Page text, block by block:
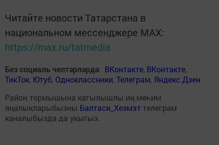
Читайте новости Татарстана в
национальном мессенджере MАХ:
https://max.ru/tatmedia
Без социаль челтәрләрдә: ВКонтакте, ВКонтакте,
ТикТок, Ютуб, Одноклассники,Телеграм, Яндекс.Дзен
Район тормышына кагылышлы иң мөһим
яңалыкларыбызны Балтаси_Хезмэт телеграм
каналыбызда да укыгыз.